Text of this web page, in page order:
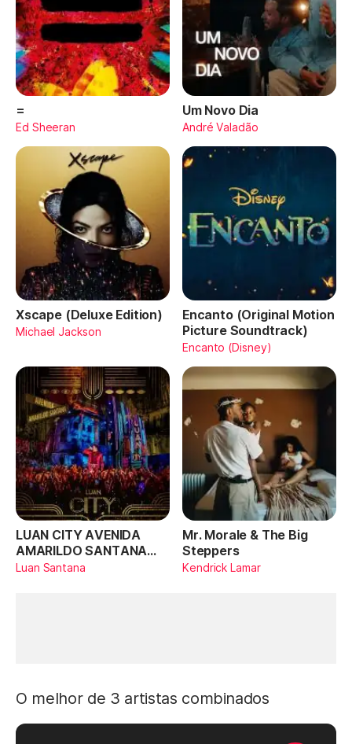
=
Ed Sheeran
Um Novo Dia
André Valadão
Xscape (Deluxe Edition)
Michael Jackson
Encanto (Original Motion
Picture Soundtrack)
Encanto (Disney)
LUAN CITY AVENIDA
AMARILDO SANTANA
(Ao Vivo)
Luan Santana
Mr. Morale & The Big
Steppers
Kendrick Lamar
O melhor de 3 artistas combinados